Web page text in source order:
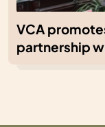
VCA
partnership